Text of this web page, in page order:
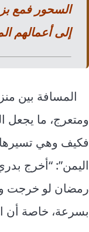
السحور فمع
إلى أعمالهم
المسافة بين
ومتعرج، ما يجعل
فكيف وهي
اليمن”: “أخرج
رمضان لو خرجت
بسرعة، خاصة أن